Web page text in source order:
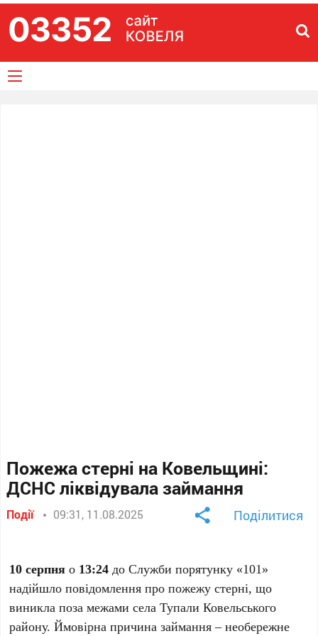
Пожежа стерні на Ковельщині:
ДСНС ліквідувала займання
Події 09:31, 11.08.2025 Поділитися
10 серпня о 13:24 до Служби порятунку «101»
надійшло повідомлення про пожежу стерні, що
виникла поза межами села Тупали Ковельського
району. Ймовірна причина займання – необережне